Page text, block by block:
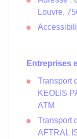
Louvre,
Entreprises
Transport
KEOLIS
ATM
Transport
AFTRAL